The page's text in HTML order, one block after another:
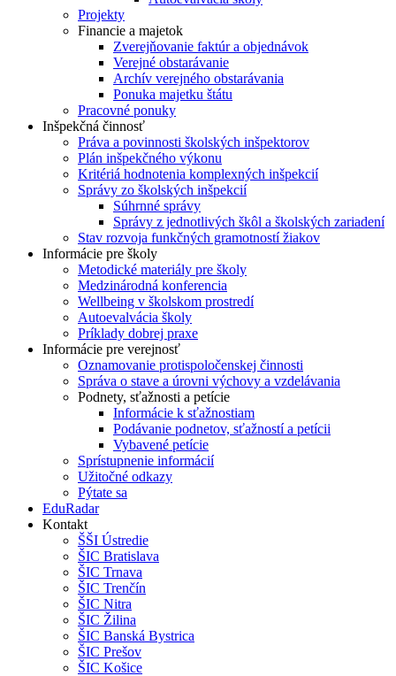
Projekty
Financie a majetok
Zverejňovanie faktúr a objednávok
Verejné obstarávanie
Archív verejného obstarávania
Ponuka majetku štátu
Pracovné ponuky
Inšpekčná činnosť
Práva a povinnosti školských inšpektorov
Plán inšpekčného výkonu
Kritériá hodnotenia komplexných inšpekcií
Správy zo školských inšpekcií
Súhrnné správy
Správy z jednotlivých škôl a školských zariadení
Stav rozvoja funkčných gramotností žiakov
Informácie pre školy
Metodické materiály pre školy
Medzinárodná konferencia
Wellbeing v školskom prostredí
Autoevalvácia školy
Príklady dobrej praxe
Informácie pre verejnosť
Oznamovanie protispoločenskej činnosti
Správa o stave a úrovni výchovy a vzdelávania
Podnety, sťažnosti a petície
Informácie k sťažnostiam
Podávanie podnetov, sťažností a petícii
Vybavené petície
Sprístupnenie informácií
Užitočné odkazy
Pýtate sa
EduRadar
Kontakt
ŠŠI Ústredie
ŠIC Bratislava
ŠIC Trnava
ŠIC Trenčín
ŠIC Nitra
ŠIC Žilina
ŠIC Banská Bystrica
ŠIC Prešov
ŠIC Košice